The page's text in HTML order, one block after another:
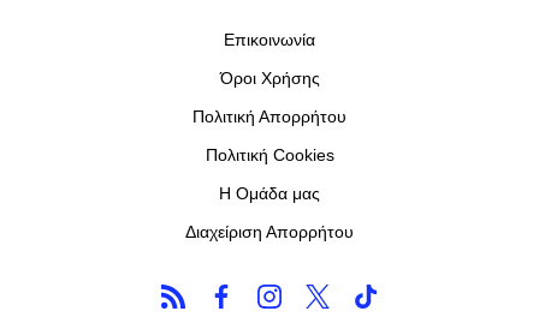
Επικοινωνία
Όροι Χρήσης
Πολιτική Απορρήτου
Πολιτική Cookies
Η Ομάδα μας
Διαχείριση Απορρήτου